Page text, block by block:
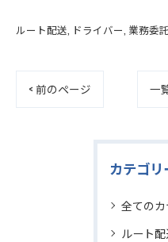
ルート配送 ドライバー 業務委託
< 前のページ 一
カテゴリ
全ての
ルート